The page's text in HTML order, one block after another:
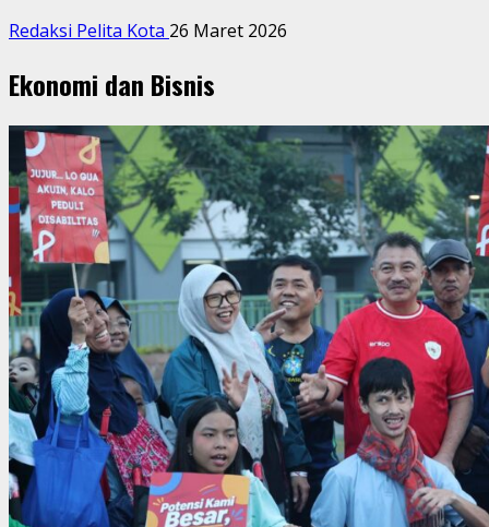
Redaksi Pelita Kota 26 Maret 2026
Ekonomi dan Bisnis